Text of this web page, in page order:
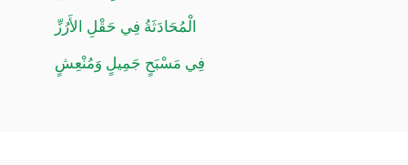
الْمُحَادَثَةُ فِي حَقْلِ الأَرُزِّ
فِي مَسْبَحٍ جَمِيلٍ وَمُنْعِشٍ